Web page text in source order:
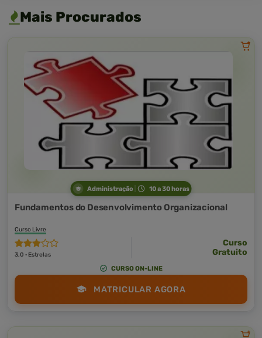
Mais Procurados
Administração 10 a 30 horas
Fundamentos do Desenvolvimento Organizacional
Curso Livre
3,0 · Estrelas
Curso
Gratuito
CURSO ON-LINE
MATRICULAR AGORA